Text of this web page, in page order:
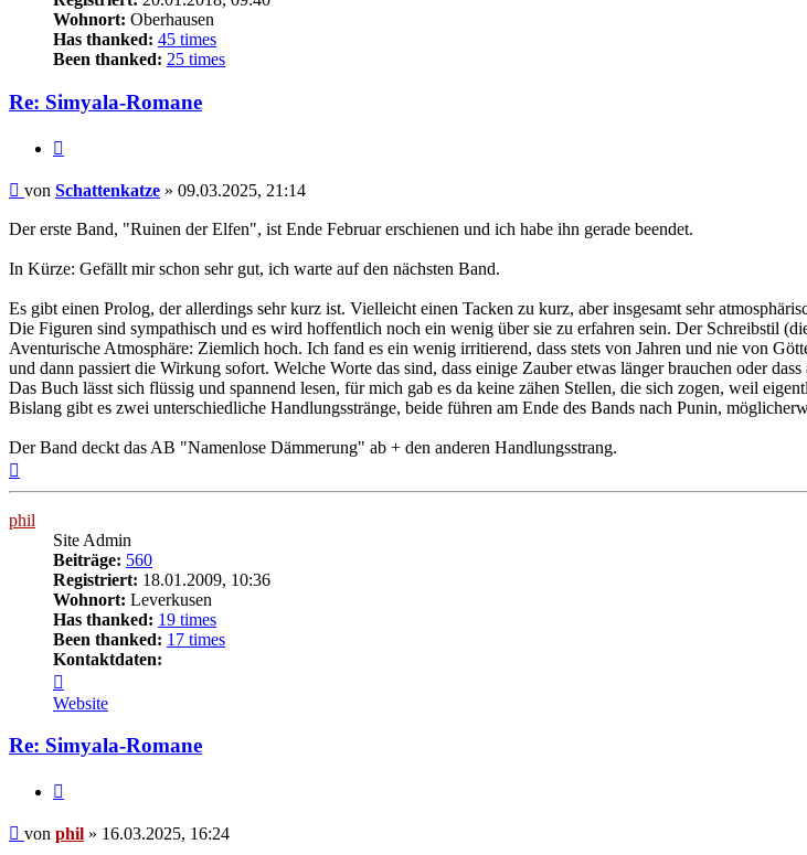
Wohnort: Oberhausen
Has thanked: 45 times
Been thanked: 25 times
Re: Simyala-Romane
Beitrag
von Schattenkatze » 09.03.2025, 21:14
Der erste Band, "Ruinen der Elfen", ist Ende Februar erschienen und ich habe ihn gerade beendet.
In Kürze: Gefällt mir schon sehr gut, ich warte auf den nächsten Band.
Es gibt einen Prolog, der allerdings sehr kurz ist. Vielleicht einen Tacken zu kurz, aber insgesamt sehr
Die Figuren sind sympathisch und es wird hoffentlich noch ein wenig über sie zu erfahren sein. Der Schreibstil
Aventurische Atmosphäre: Ziemlich hoch. Ich fand es ein wenig irritierend, dass stets von Jahren und nie von
und dann passiert die Wirkung sofort. Welche Worte das sind, dass einige Zauber etwas länger brauchen oder
Das Buch lässt sich flüssig und spannend lesen, für mich gab es da keine zähen Stellen, die sich zogen, weil
Bislang gibt es zwei unterschiedliche Handlungsstränge, beide führen am Ende des Bands nach Punin,
Der Band deckt das AB "Namenlose Dämmerung" ab + den anderen Handlungsstrang.
phil
Site Admin
Beiträge: 560
Registriert: 18.01.2009, 10:36
Wohnort: Leverkusen
Has thanked: 19 times
Been thanked: 17 times
Kontaktdaten:
von
phil
Website
Re: Simyala-Romane
Beitrag
von phil » 16.03.2025, 16:24